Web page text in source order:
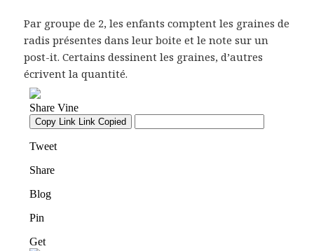
Par groupe de 2, les enfants comptent les graines de
radis présentes dans leur boite et le note sur un
post-it. Certains dessinent les graines, d’autres
écrivent la quantité.